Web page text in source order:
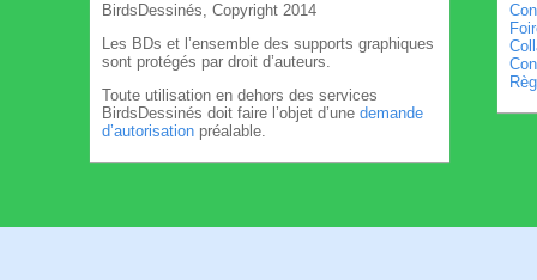
BirdsDessinés, Copyright 2014
Les BDs et l’ensemble des supports graphiques
sont protégés par droit d’auteurs.
Toute utilisation en dehors des services
BirdsDessinés doit faire l’objet d’une demande
d’autorisation préalable.